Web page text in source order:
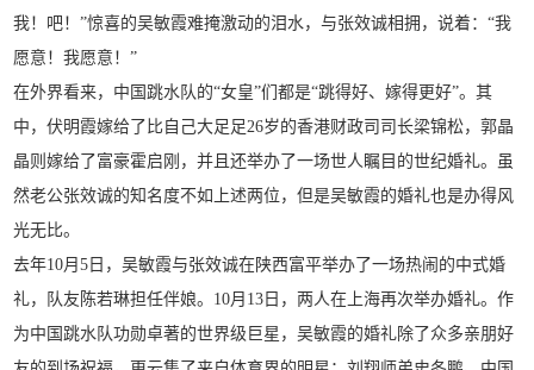
我！吧！”惊喜的吴敏霞难掩激动的泪水，与张效诚相拥，说着：“我
愿意！我愿意！”
在外界看来，中国跳水队的“女皇”们都是“跳得好、嫁得更好”。其
中，伏明霞嫁给了比自己大足足26岁的香港财政司司长梁锦松，郭晶
晶则嫁给了富豪霍启刚，并且还举办了一场世人瞩目的世纪婚礼。虽
然老公张效诚的知名度不如上述两位，但是吴敏霞的婚礼也是办得风
光无比。
去年10月5日，吴敏霞与张效诚在陕西富平举办了一场热闹的中式婚
礼，队友陈若琳担任伴娘。10月13日，两人在上海再次举办婚礼。作
为中国跳水队功勋卓著的世界级巨星，吴敏霞的婚礼除了众多亲朋好